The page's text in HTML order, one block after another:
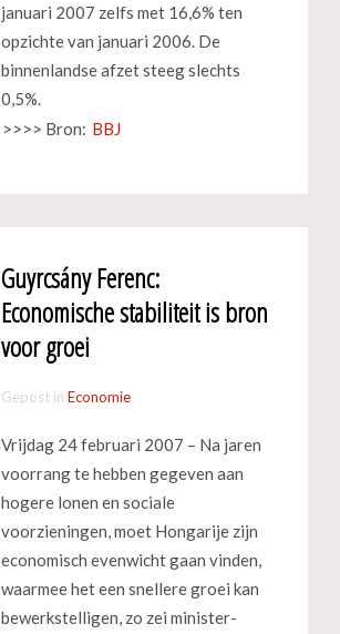
januari 2007 zelfs met 16,6% ten
opzichte van januari 2006. De
binnenlandse afzet steeg slechts
0,5%.
>>>> Bron: BBJ
Guyrcsány Ferenc:
Economische stabiliteit is bron
voor groei
Gepost in Economie
Vrijdag 24 februari 2007 – Na jaren
voorrang te hebben gegeven aan
hogere lonen en sociale
voorzieningen, moet Hongarije zijn
economisch evenwicht gaan vinden,
waarmee het een snellere groei kan
bewerkstelligen, zo zei minister-